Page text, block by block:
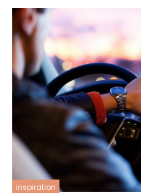
inspiration